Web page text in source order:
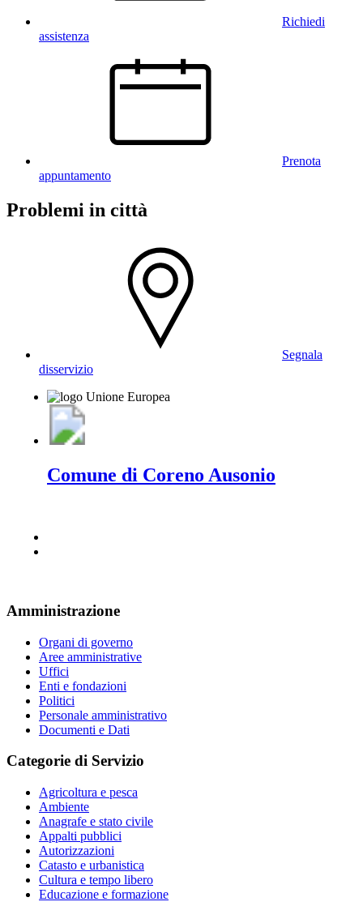
Richiedi
assistenza
Prenota
appuntamento
Problemi in città
Segnala
disservizio
Comune di Coreno Ausonio
Amministrazione
Organi di governo
Aree amministrative
Uffici
Enti e fondazioni
Politici
Personale amministrativo
Documenti e Dati
Categorie di Servizio
Agricoltura e pesca
Ambiente
Anagrafe e stato civile
Appalti pubblici
Autorizzazioni
Catasto e urbanistica
Cultura e tempo libero
Educazione e formazione